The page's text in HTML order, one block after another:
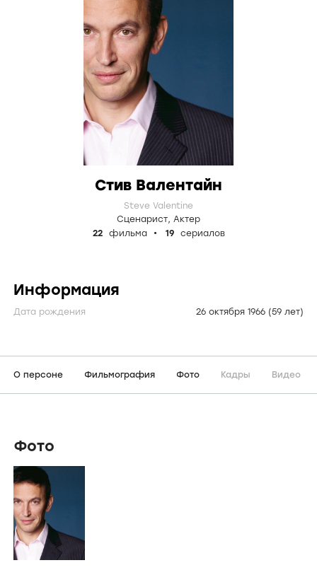
Стив Валентайн
Steve Valentine
Сценарист, Актер
22
фильма 19 сериалов
Информация
Дата рождения 26 октября 1966 (59 лет)
О персоне Фильмография Фото Кадры Видео
Фото